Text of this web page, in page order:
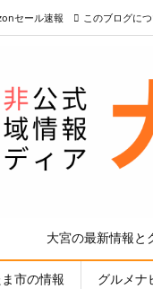
大宮の最新情報と
市の情報 グルメナ
セール速報 このブログに